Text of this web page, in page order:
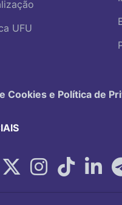
UFU
Cookies e Política de